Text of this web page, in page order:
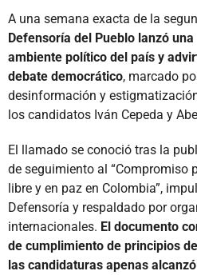
A una semana exacta de la
Defensoría del Pueblo lanzó
ambiente político del país y
debate democrático, marcado
desinformación y
los candidatos Iván Cepeda y
El llamado se conoció tras la
de seguimiento al “Compromiso
libre y en paz en Colombia”,
Defensoría y respaldado por
internacionales. El documento
de cumplimiento de principios
las candidaturas apenas alcanzó